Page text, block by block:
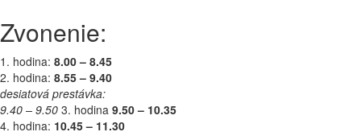
Zvonenie:
1. hodina: 8.00 – 8.45
2. hodina: 8.55 – 9.40
desiatová prestávka:
9.40 – 9.50 3. hodina 9.50 – 10.35
4. hodina: 10.45 – 11.30